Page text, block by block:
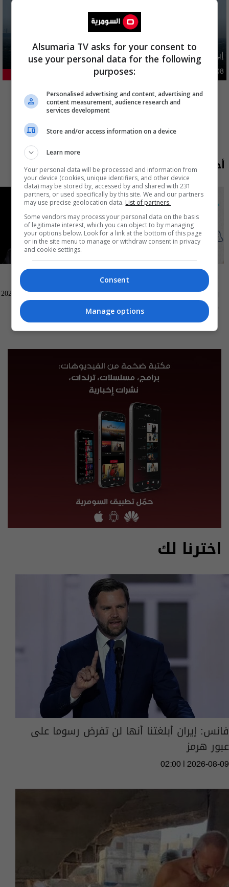
إيران تطرح 6 شروط مقابل فتح هرمز بينها تتعلق بالعراق
23.04% 09:47 | 2026-08-08
المزيد
أحدث الحلقات
ناس وناس
بغداد الصدرية - ناس وناس م٩ -
الحلقة ٩٦ | الموسم 9
04:00 | 2026-08-09
العراق في دقيقة
العراق في دقيقة 08-08-2026 | 2026
13:00 | 2026-08-08
اخترنا لك
فانس: إيران أبلغتنا أنها لن تفرض رسوما على
عبور هرمز
02:00 | 2026-08-09
Alsumaria TV asks for your consent to
use your personal data for the following
purposes:
Personalised advertising and content, advertising and
content measurement, audience research and
services development
Store and/or access information on a device
Learn more
Your personal data will be processed and information from
your device (cookies, unique identifiers, and other device
data) may be stored by, accessed by and shared with 231
partners, or used specifically by this site. We and our partners
may use precise geolocation data. List of partners.
Some vendors may process your personal data on the basis
of legitimate interest, which you can object to by managing
your options below. Look for a link at the bottom of this page
or in the site menu to manage or withdraw consent in privacy
and cookie settings.
Consent
Manage options